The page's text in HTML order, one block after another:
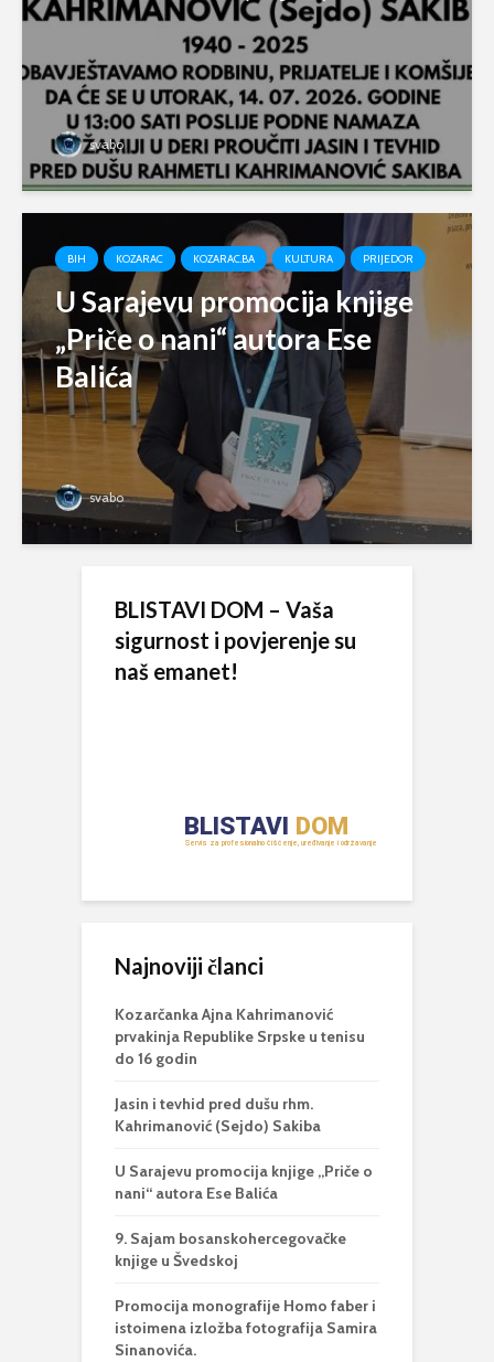
svabo
BIH KOZARAC KOZARAC.BA KULTURA PRIJEDOR
U Sarajevu promocija knjige
„Priče o nani“ autora Ese
Balića
svabo
BLISTAVI DOM – Vaša
sigurnost i povjerenje su
naš emanet!
Najnoviji članci
Kozarčanka Ajna Kahrimanović
prvakinja Republike Srpske u tenisu
do 16 godin
Jasin i tevhid pred dušu rhm.
Kahrimanović (Sejdo) Sakiba
U Sarajevu promocija knjige „Priče o
nani“ autora Ese Balića
9. Sajam bosanskohercegovačke
knjige u Švedskoj
Promocija monografije Homo faber i
istoimena izložba fotografija Samira
Sinanovića.